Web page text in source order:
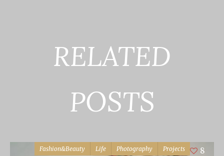
RELATED
POSTS
Fashion&Beauty Life Photography Projects 8